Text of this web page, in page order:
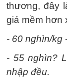
thương, đây
giá mềm hơn
- 60 nghìn/kg
- 55 nghìn?
nhập đều.